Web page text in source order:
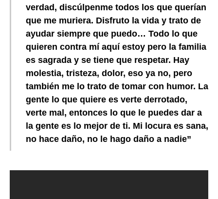
verdad, discúlpenme todos los que querían
que me muriera. Disfruto la vida y trato de
ayudar siempre que puedo… Todo lo que
quieren contra mí aquí estoy pero la familia
es sagrada y se tiene que respetar. Hay
molestia, tristeza, dolor, eso ya no, pero
también me lo trato de tomar con humor. La
gente lo que quiere es verte derrotado,
verte mal, entonces lo que le puedes dar a
la gente es lo mejor de ti. Mi locura es sana,
no hace daño, no le hago daño a nadie”